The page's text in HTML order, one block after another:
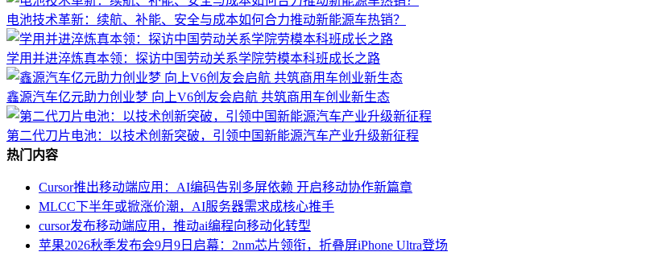
电池技术革新：续航、补能、安全与成本如何合力推动新能源车热销？
学用并进淬炼真本领：探访中国劳动关系学院劳模本科班成长之路
鑫源汽车亿元助力创业梦 向上V6创友会启航 共筑商用车创业新生态
第二代刀片电池：以技术创新突破，引领中国新能源汽车产业升级新征程
热门内容
Cursor推出移动端应用：AI编码告别多屏依赖 开启移动协作新篇章
MLCC下半年或掀涨价潮，AI服务器需求成核心推手
cursor发布移动端应用，推动ai编程向移动化转型
苹果2026秋季发布会9月9日启幕：2nm芯片领衔，折叠屏iPhone Ultra登场